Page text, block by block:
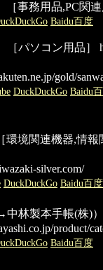
事務用品,PC関連
Baidu百度
［パソコン用品］
gold/
DuckDuckGo Baidu
境関連機器,情報
silver.com/
DuckDuckGo Baidu百度
中林製本手帳(株)
product/
Baidu百度